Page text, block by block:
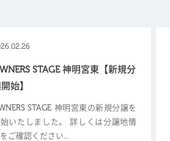
STAGE 神明宮東【新規分
始】
STAGE 神明宮東の新規分譲を
始いたしました。 詳しくは分譲地情
ご確認ください...